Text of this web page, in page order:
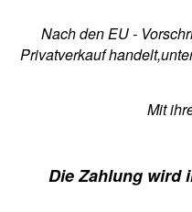
Nach den EU -
Privatverkauf
Mit
Die Zahlung wird